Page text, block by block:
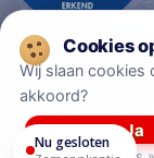
© Copyright 2026
Wij slaan cookies
akkoord?
Ja
Nu gesloten